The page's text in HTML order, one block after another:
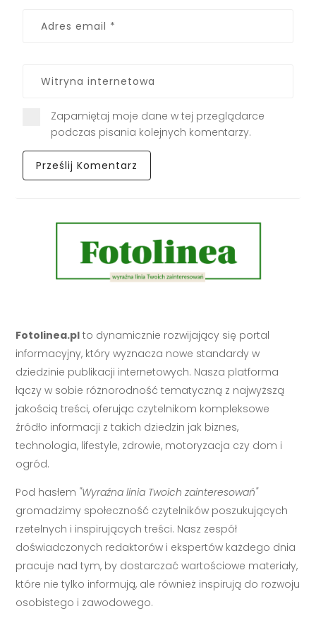
Zapamiętaj moje dane w tej przeglądarce
podczas pisania kolejnych komentarzy.
Fotolinea.pl to dynamicznie rozwijający się portal
informacyjny, który wyznacza nowe standardy w
dziedzinie publikacji internetowych. Nasza platforma
łączy w sobie różnorodność tematyczną z najwyższą
jakością treści, oferując czytelnikom kompleksowe
źródło informacji z takich dziedzin jak biznes,
technologia, lifestyle, zdrowie, motoryzacja czy dom i
ogród.
Pod hasłem "Wyraźna linia Twoich zainteresowań"
gromadzimy społeczność czytelników poszukujących
rzetelnych i inspirujących treści. Nasz zespół
doświadczonych redaktorów i ekspertów każdego dnia
pracuje nad tym, by dostarczać wartościowe materiały,
które nie tylko informują, ale również inspirują do rozwoju
osobistego i zawodowego.